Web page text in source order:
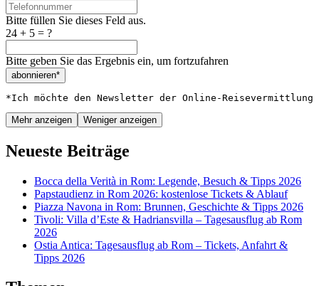
Bitte füllen Sie dieses Feld aus.
24 + 5 = ?
Bitte geben Sie das Ergebnis ein, um fortzufahren
abonnieren*
*Ich möchte den Newsletter der Online-
Mehr anzeigen Weniger anzeigen
Neueste Beiträge
Bocca della Verità in Rom: Legende, Besuch & Tipps 2026
Papstaudienz in Rom 2026: kostenlose Tickets & Ablauf
Piazza Navona in Rom: Brunnen, Geschichte & Tipps 2026
Tivoli: Villa d’Este & Hadriansvilla – Tagesausflug ab Rom
2026
Ostia Antica: Tagesausflug ab Rom – Tickets, Anfahrt &
Tipps 2026